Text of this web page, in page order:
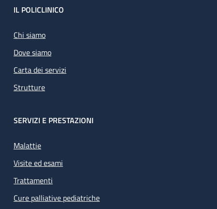
Footer
IL POLICLINICO
Chi siamo
Dove siamo
Carta dei servizi
Strutture
SERVIZI E PRESTAZIONI
Malattie
Visite ed esami
Trattamenti
Cure palliative pediatriche